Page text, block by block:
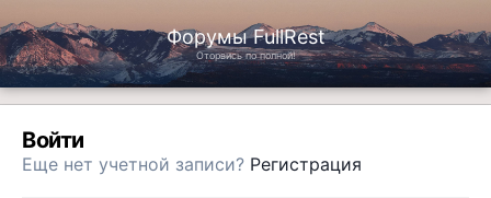
Форумы FullRest
Оторвись по полной!
Войти
Еще нет учетной записи? Регистрация